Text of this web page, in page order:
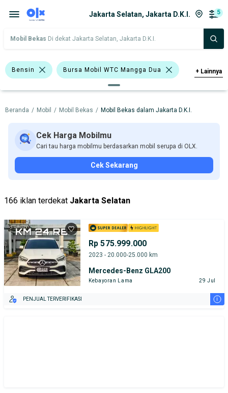
Jakarta Selatan, Jakarta D.K.I. 5
Mobil Bekas Di dekat Jakarta Selatan, Jakarta D.K.I.
Bensin Bursa Mobil WTC Mangga Dua
Bursa Blok M Mall
Bursa Taman Palem Cengkareng
<1.000 Cc >1.000 - 1.500 Cc
Mercedes-Benz Nissan
Harga Merek Dan Model
Tipe Bodi Tipe Membership
+ Lainnya
Beranda / Mobil / Mobil Bekas / Mobil Bekas dalam Jakarta D.K.I.
Cek Harga Mobilmu
Cari tau harga mobilmu berdasarkan mobil serupa di OLX.
Cek Sekarang
166 iklan terdekat Jakarta Selatan
Rp 575.999.000
2023 - 20.000-25.000 km
Mercedes-Benz GLA200
Kebayoran Lama 29 Jul
PENJUAL TERVERIFIKASI i